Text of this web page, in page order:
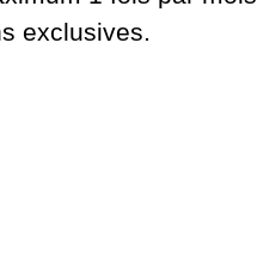
exclusives.